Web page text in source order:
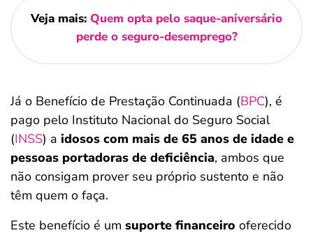
Veja mais: Quem opta pelo saque-aniversário
perde o seguro-desemprego?
Já o Benefício de Prestação Continuada (BPC), é
pago pelo Instituto Nacional do Seguro Social
(INSS) a idosos com mais de 65 anos de idade e
pessoas portadoras de deficiência, ambos que
não consigam prover seu próprio sustento e não
têm quem o faça.
Este benefício é um suporte financeiro oferecido